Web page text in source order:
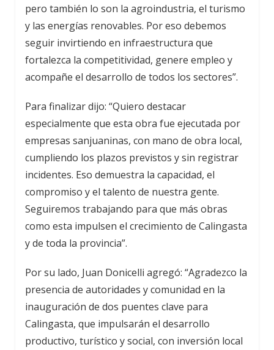
pero también lo son la agroindustria, el turismo
y las energías renovables. Por eso debemos
seguir invirtiendo en infraestructura que
fortalezca la competitividad, genere empleo y
acompañe el desarrollo de todos los sectores”.
Para finalizar dijo: “Quiero destacar
especialmente que esta obra fue ejecutada por
empresas sanjuaninas, con mano de obra local,
cumpliendo los plazos previstos y sin registrar
incidentes. Eso demuestra la capacidad, el
compromiso y el talento de nuestra gente.
Seguiremos trabajando para que más obras
como esta impulsen el crecimiento de Calingasta
y de toda la provincia”.
Por su lado, Juan Donicelli agregó: “Agradezco la
presencia de autoridades y comunidad en la
inauguración de dos puentes clave para
Calingasta, que impulsarán el desarrollo
productivo, turístico y social, con inversión local